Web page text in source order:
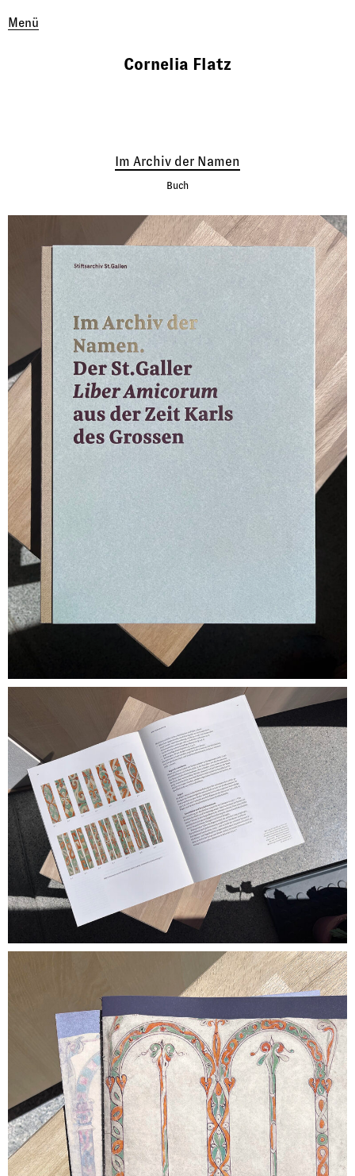
Menü
Cornelia Flatz
Im Archiv der Namen
Buch